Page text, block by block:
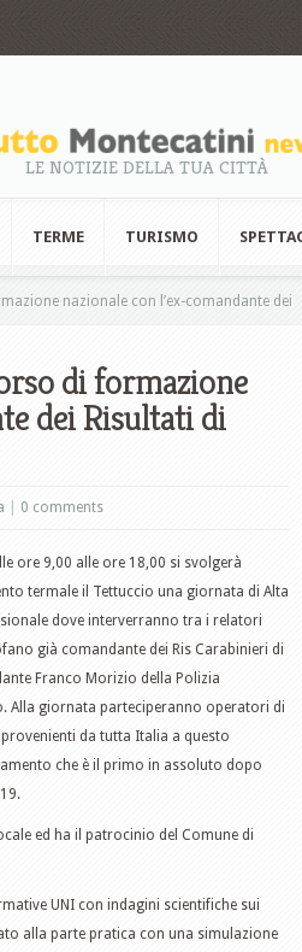
LE NOTIZIE DELLA TUA CITTÀ
TERME TURISMO
nazionale con l’ex-comandante dei
di formazione
dei Risultati di
0 comments
ore 9,00 alle ore 18,00 si svolgerà
termale il Tettuccio una giornata di Alta
dove interverranno tra i relatori
già comandante dei Ris Carabinieri di
Franco Morizio della Polizia
Alla giornata parteciperanno operatori di
da tutta Italia a questo
che è il primo in assoluto dopo
ed ha il patrocinio del Comune di
UNI con indagini scientifiche sui
alla parte pratica con una simulazione